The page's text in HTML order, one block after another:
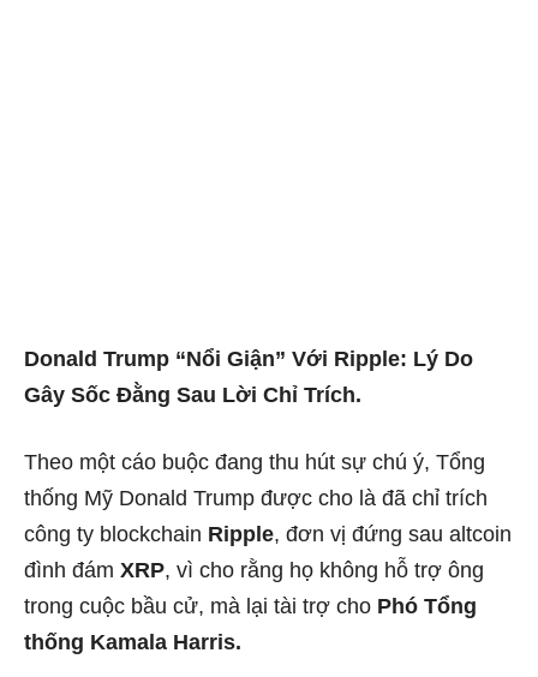
Donald Trump “Nổi Giận” Với Ripple: Lý Do
Gây Sốc Đằng Sau Lời Chỉ Trích.
Theo một cáo buộc đang thu hút sự chú ý, Tổng
thống Mỹ Donald Trump được cho là đã chỉ trích
công ty blockchain Ripple, đơn vị đứng sau altcoin
đình đám XRP, vì cho rằng họ không hỗ trợ ông
trong cuộc bầu cử, mà lại tài trợ cho Phó Tổng
thống Kamala Harris.